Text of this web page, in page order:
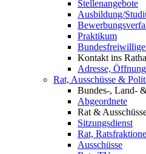
Stellenangebote
Ausbildung/
Praktikum
Kontakt ins
Adresse,
Rat, Ausschüsse &
Bundes-, Land-
Abgeordnete
Rat &
Sitzungsdienst
Rat,
Ausschüsse